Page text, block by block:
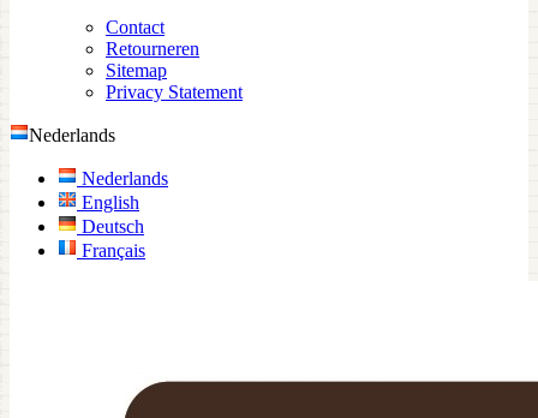
Contact
Retourneren
Sitemap
Privacy Statement
Nederlands
Nederlands
English
Deutsch
Français